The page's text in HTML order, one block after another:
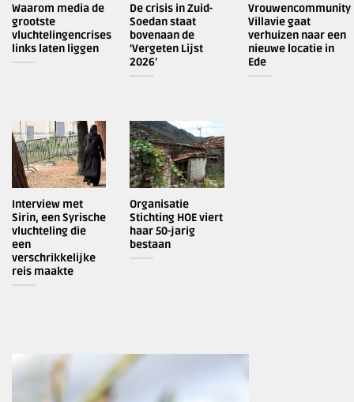
Waarom media de
grootste
vluchtelingencrises
links laten liggen
De crisis in Zuid-
Soedan staat
bovenaan de
‘Vergeten Lijst
2026’
Vrouwencommunity
Villavie gaat
verhuizen naar een
nieuwe locatie in
Ede
Interview met
Sirin, een Syrische
vluchteling die
een
verschrikkelijke
reis maakte
Organisatie
Stichting HOE viert
haar 50-jarig
bestaan